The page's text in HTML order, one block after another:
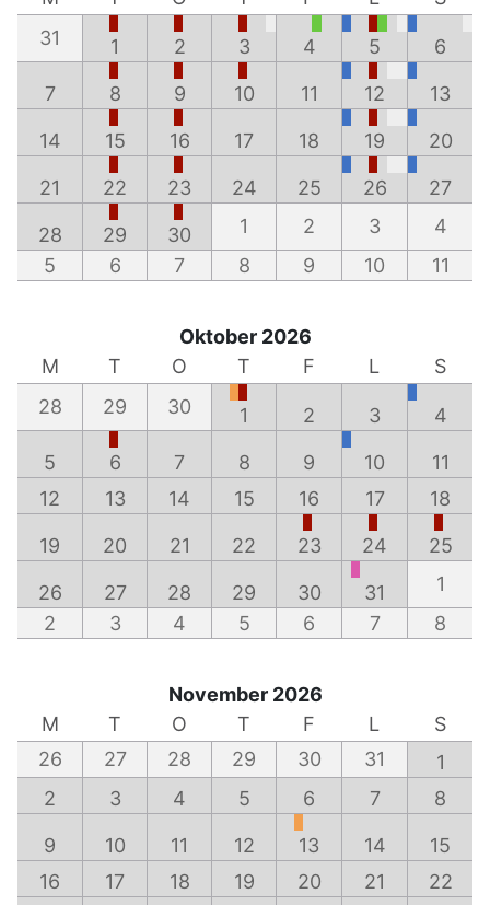
31
1 2 3 4 5 6
7 8 9 10 11 12 13
14 15 16 17 18 19 20
21 22 23 24 25 26 27
28 29 30 1 2 3
4
5
6 7 8 9 10 11
Oktober 2026
M
T O T F L
S
28
29 30 1 2 3 4
5 6 7 8 9 10
11
12
13 14 15 16 17 18
19 20 21 22 23 24 25
26 27 28 29 30 31
1
2
3 4 5 6 7 8
November 2026
M
T O T F L
S
26
27 28 29 30 31
1
2
3 4 5 6 7 8
9 10 11 12 13 14
15
16
17 18 19 20 21
22